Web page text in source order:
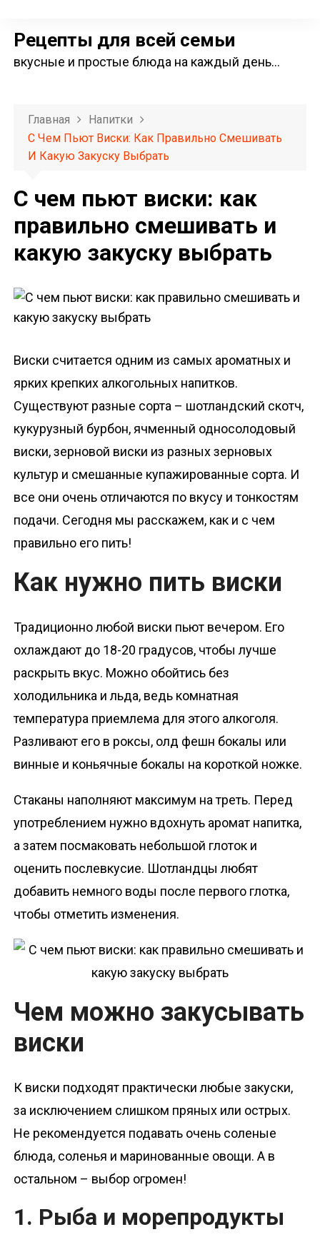
Рецепты для всей семьи
вкусные и простые блюда на каждый день…
Главная
Напитки
С Чем Пьют Виски: Как Правильно Смешивать
И Какую Закуску Выбрать
С чем пьют виски: как
правильно смешивать и
какую закуску выбрать
Виски считается одним из самых ароматных и
ярких крепких алкогольных напитков.
Существуют разные сорта – шотландский скотч,
кукурузный бурбон, ячменный односолодовый
виски, зерновой виски из разных зерновых
культур и смешанные купажированные сорта. И
все они очень отличаются по вкусу и тонкостям
подачи. Сегодня мы расскажем, как и с чем
правильно его пить!
Как нужно пить виски
Традиционно любой виски пьют вечером. Его
охлаждают до 18-20 градусов, чтобы лучше
раскрыть вкус. Можно обойтись без
холодильника и льда, ведь комнатная
температура приемлема для этого алкоголя.
Разливают его в роксы, олд фешн бокалы или
винные и коньячные бокалы на короткой ножке.
Стаканы наполняют максимум на треть. Перед
употреблением нужно вдохнуть аромат напитка,
а затем посмаковать небольшой глоток и
оценить послевкусие. Шотландцы любят
добавить немного воды после первого глотка,
чтобы отметить изменения.
Чем можно закусывать
виски
К виски подходят практически любые закуски,
за исключением слишком пряных или острых.
Не рекомендуется подавать очень соленые
блюда, соленья и маринованные овощи. А в
остальном – выбор огромен!
1. Рыба и морепродукты